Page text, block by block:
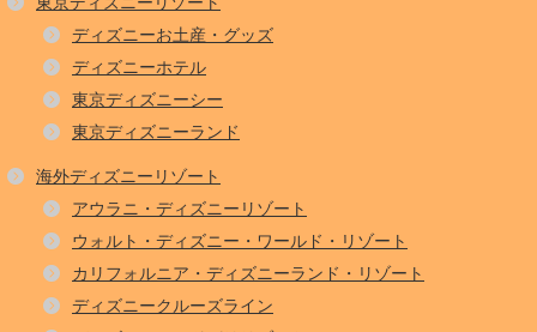
ディズニーお土産・グッズ
ディズニーホテル
東京ディズニーシー
東京ディズニーランド
海外ディズニーリゾート
アウラニ・ディズニーリゾート
ウォルト・ディズニー・ワールド・リゾート
カリフォルニア・ディズニーランド・リゾート
ディズニークルーズライン